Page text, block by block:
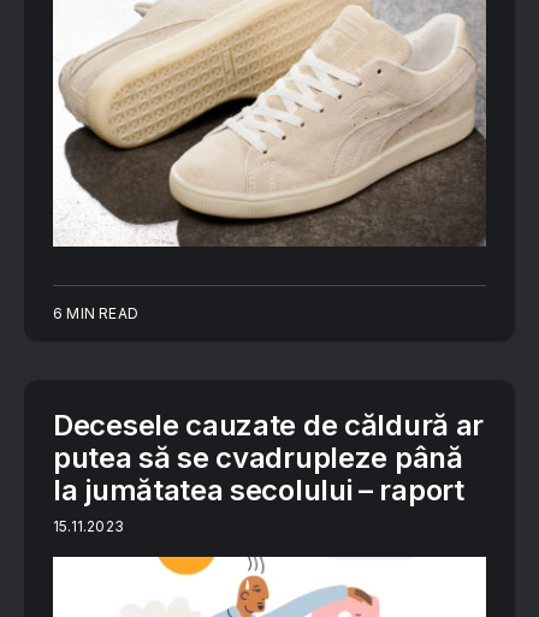
6 MIN READ
Decesele cauzate de căldură ar
putea să se cvadrupleze până
la jumătatea secolului – raport
15.11.2023